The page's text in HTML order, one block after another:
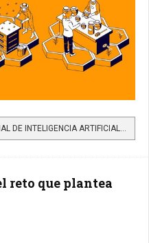
LEER MÁS…LA PRIMERA RED MUNDIAL DE INTELIGENCIA ARTIFICIAL (AI) DE COLMENAS INTELIGENTES AYUDA A CONSERVAR...
reto que plantea